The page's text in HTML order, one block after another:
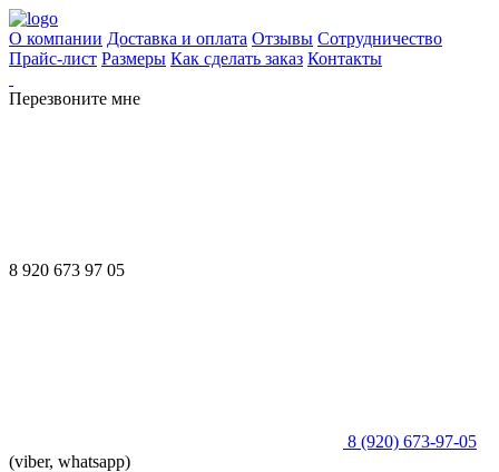
О компании Доставка и оплата Отзывы Сотрудничество
Прайс-лист Размеры Как сделать заказ Контакты
Перезвоните мне
8 920 673 97 05
8 (920) 673-97-05
(viber, whatsapp)